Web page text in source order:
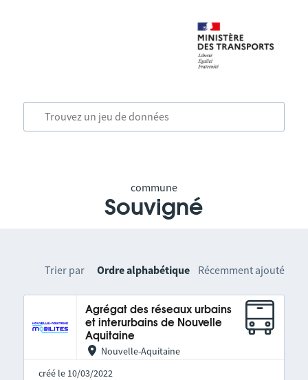
commune
Souvigné
Trier par Ordre alphabétique Récemment ajouté
Agrégat des réseaux urbains
et interurbains de Nouvelle
Aquitaine
Nouvelle-Aquitaine
créé le 10/03/2022